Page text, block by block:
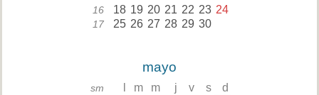
16 18 19 20 21 22 23 24
17 25 26 27 28 29 30
mayo
sm m m j v s d